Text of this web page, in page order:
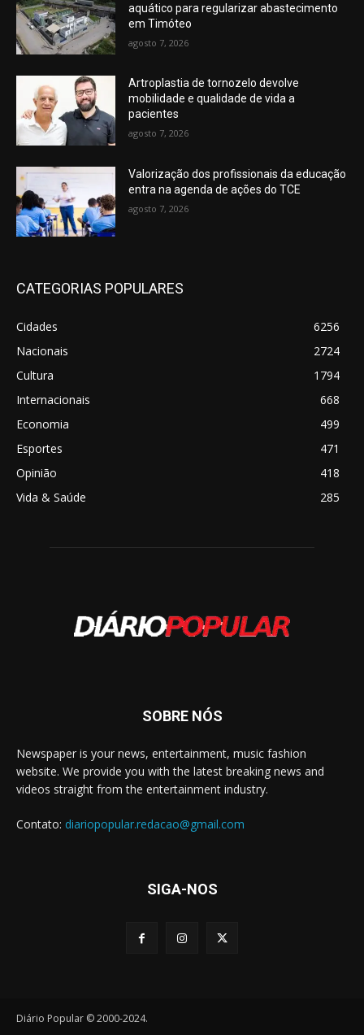
aquático para regularizar abastecimento
em Timóteo
agosto 7, 2026
Artroplastia de tornozelo devolve
mobilidade e qualidade de vida a
pacientes
agosto 7, 2026
Valorização dos profissionais da educação
entra na agenda de ações do TCE
agosto 7, 2026
CATEGORIAS POPULARES
Cidades
6256
Nacionais
2724
Cultura
1794
Internacionais
668
Economia
499
Esportes
471
Opinião
418
Vida & Saúde
285
SOBRE NÓS
Newspaper is your news, entertainment, music fashion
website. We provide you with the latest breaking news and
videos straight from the entertainment industry.
Contato: diariopopular.redacao@gmail.com
SIGA-NOS
Diário Popular © 2000-2024.